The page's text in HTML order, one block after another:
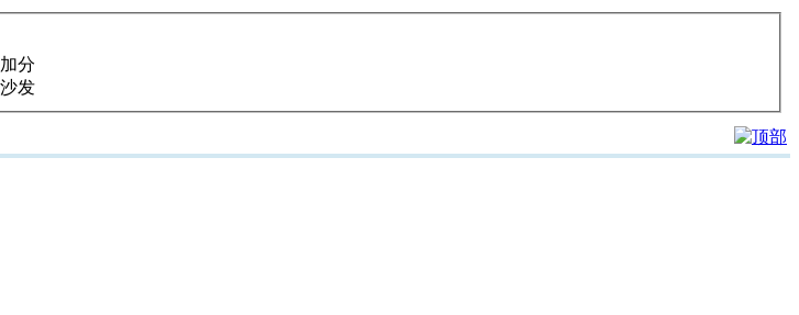
分
发